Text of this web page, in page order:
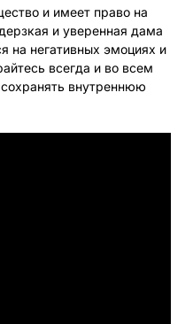
и имеет право на
и уверенная дама
на негативных эмоциях и
всегда и во всем
внутреннюю